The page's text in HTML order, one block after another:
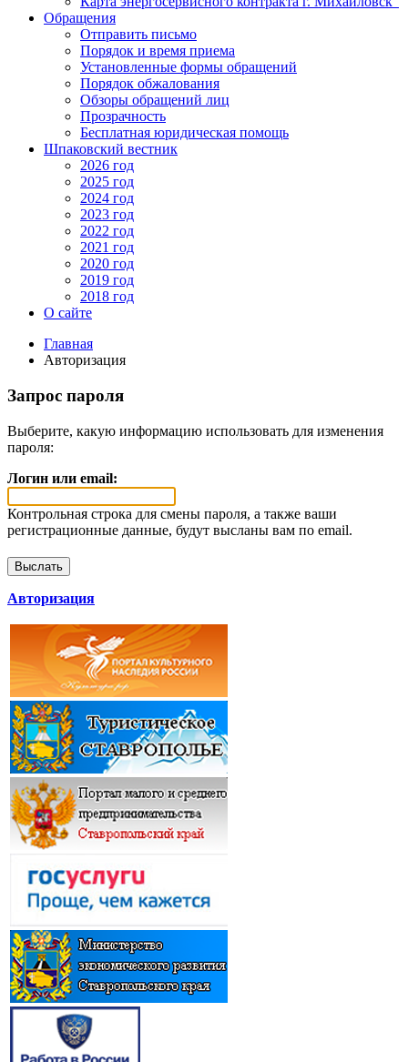
Обращения
Отправить письмо
Порядок и время приема
Установленные формы обращений
Порядок обжалования
Обзоры обращений лиц
Прозрачность
Бесплатная юридическая помощь
Шпаковский вестник
2026 год
2025 год
2024 год
2023 год
2022 год
2021 год
2020 год
2019 год
2018 год
О сайте
Главная
Авторизация
Запрос пароля
Выберите, какую информацию использовать для изменения
пароля:
Логин или email:
Контрольная строка для смены пароля, а также ваши
регистрационные данные, будут высланы вам по email.
Авторизация